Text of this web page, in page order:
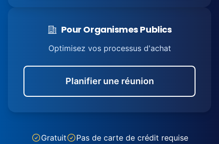
Pour Organismes Publics
Optimisez vos processus d'achat
Planifier une réunion
Gratuit
Pas de carte de crédit requise